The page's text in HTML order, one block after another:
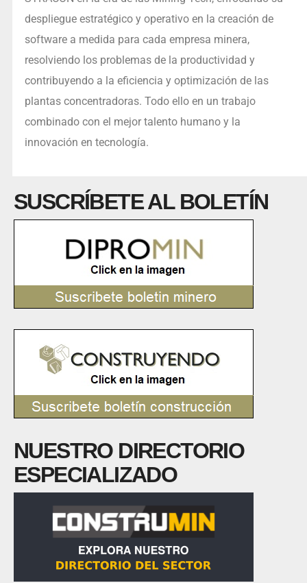
despliegue estratégico y operativo en la creación de
software a medida para cada empresa minera,
resolviendo los problemas de la productividad y
contribuyendo a la eficiencia y optimización de las
plantas concentradoras. Todo ello en un trabajo
combinado con el mejor talento humano y la
innovación en tecnología.
SUSCRÍBETE AL BOLETÍN
NUESTRO DIRECTORIO
ESPECIALIZADO